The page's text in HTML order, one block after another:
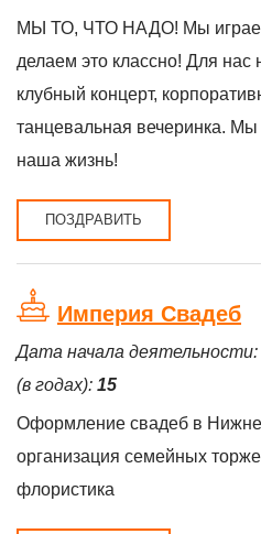
МЫ ТО, ЧТО НАДО! Мы
делаем это классно! Для нас
клубный концерт,
танцевальная вечеринка.
наша жизнь!
ПОЗДРАВИТЬ
Империя Свадеб
Дата начала деятельности:
(в годах): 15
Оформление свадеб в
организация семейных
флористика